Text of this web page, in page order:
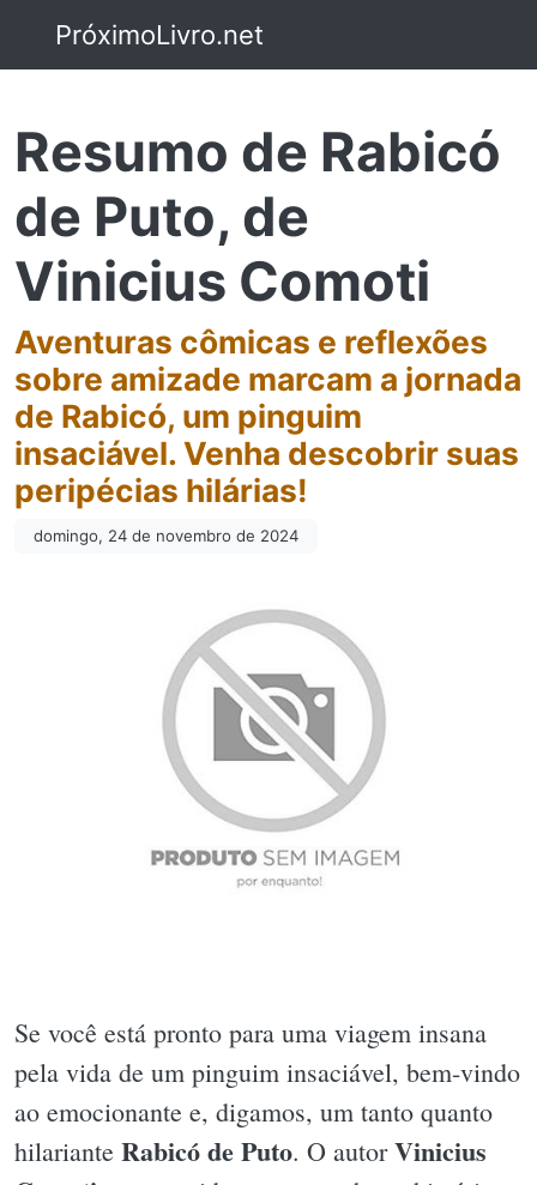
PróximoLivro.net
Resumo de Rabicó
de Puto, de
Vinicius Comoti
Aventuras cômicas e reflexões
sobre amizade marcam a jornada
de Rabicó, um pinguim
insaciável. Venha descobrir suas
peripécias hilárias!
domingo, 24 de novembro de 2024
Se você está pronto para uma viagem insana
pela vida de um pinguim insaciável, bem-vindo
ao emocionante e, digamos, um tanto quanto
hilariante Rabicó de Puto. O autorVinicius